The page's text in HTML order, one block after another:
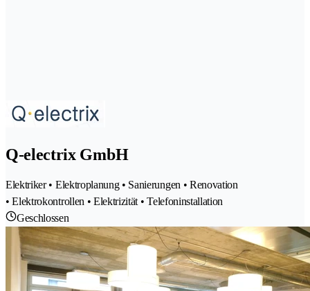
Q-electrix GmbH
Elektriker • Elektroplanung • Sanierungen • Renovation
• Elektrokontrollen • Elektrizität • Telefoninstallation
Geschlossen